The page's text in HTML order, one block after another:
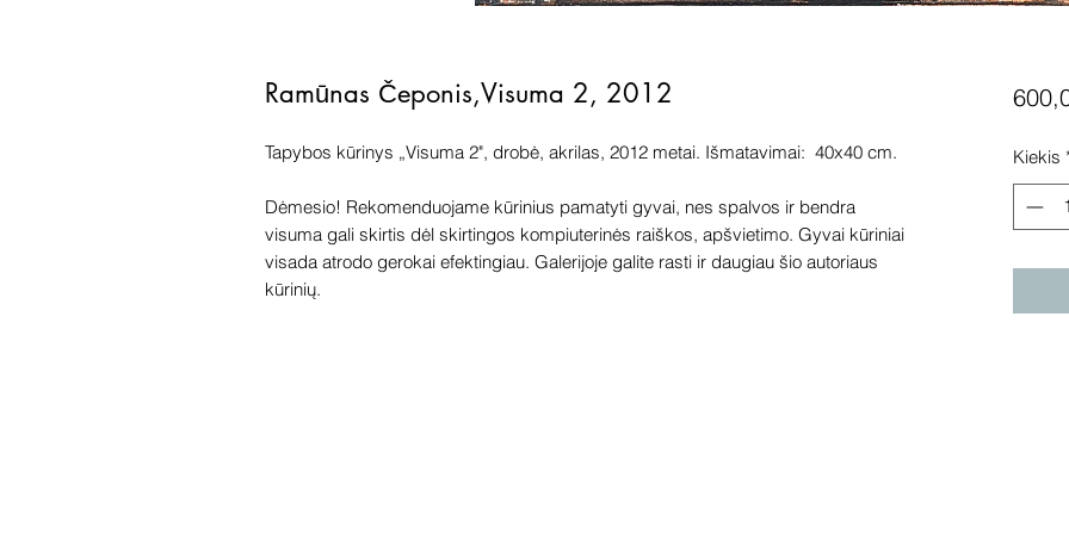
Ramūnas Čeponis,Visuma 2, 2012
Tapybos kūrinys „Visuma 2", drobė, akrilas, 2012 metai. Išmatavimai: 40x40 cm.
Dėmesio! Rekomenduojame kūrinius pamatyti gyvai, nes spalvos ir bendra
visuma gali skirtis dėl skirtingos kompiuterinės raiškos, apšvietimo. Gyvai kūriniai
visada atrodo gerokai efektingiau. Galerijoje galite rasti ir daugiau šio autoriaus
kūrinių.
Kiekis